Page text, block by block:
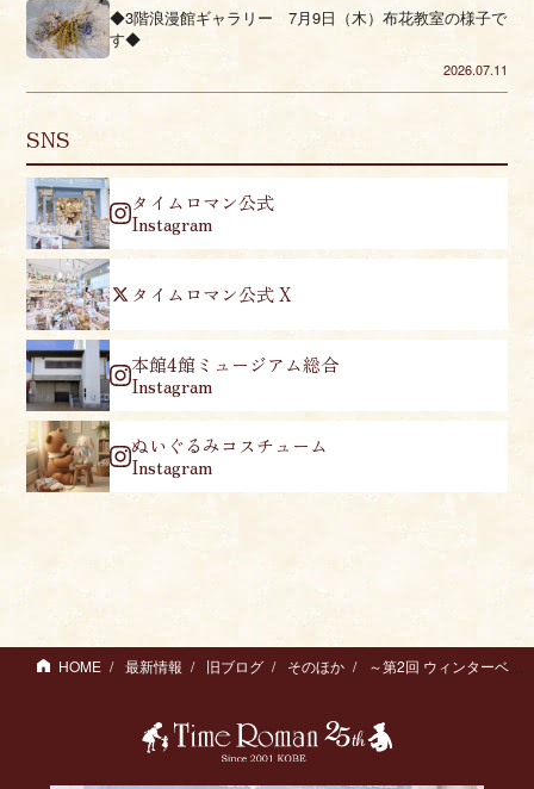
◆3階浪漫館ギャラリー 7月9日（木）布花教室の様子で
す◆
2026.07.11
SNS
タイムロマン公式
Instagram
タイムロマン公式 X
本館4館ミュージアム総合
Instagram
ぬいぐるみコスチューム
Instagram
HOME 最新情報 旧ブログ そのほか ～第2回 ウィンターベア＆アニマル展～ 開催のお知らせ